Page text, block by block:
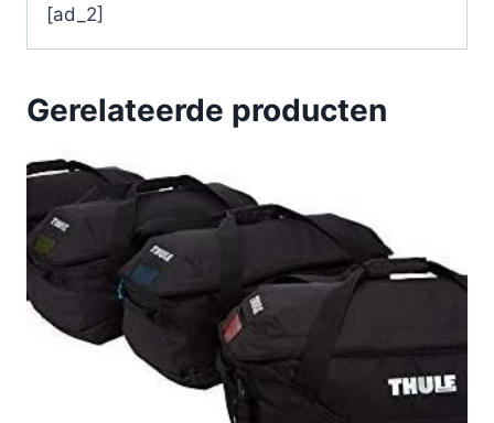
[ad_2]
Gerelateerde producten